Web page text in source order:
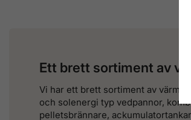
Ett brett sortiment av
Vi har ett brett sortiment av
och solenergi typ vedpannor,
pelletsbrännare,